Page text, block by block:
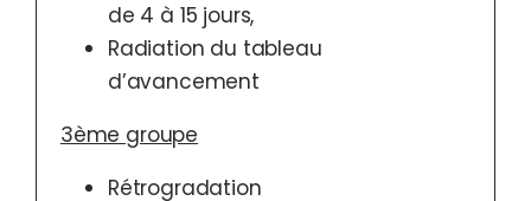
de 4 à 15 jours,
Radiation du tableau
d’avancement
3ème groupe
Rétrogradation